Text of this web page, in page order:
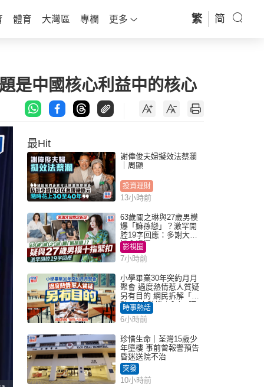
體育 大灣區 專欄 更多 繁 简
是中國核心利益中的核心
最Hit
謝偉俊夫婦擬效法蔡瀾
｜周顯
投資理財
13小時前
63歲關之琳與27歲男模
爆「嫲孫戀」？激罕開
腔19字回應：多謝大家
掛念近況
影視圈
7小時前
小學畢業30年突約月月
聚會 過度熱情惹人質疑
另有目的 網民拆解「扮
熟」4大動機｜Juicy叮
時事熱話
6小時前
珍惜生命｜荃灣15歲少
年墮樓 事前曾報警預告
昏迷送院不治
突發
10小時前